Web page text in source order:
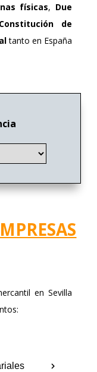
físicas, Due
de
tanto en España
en Sevilla